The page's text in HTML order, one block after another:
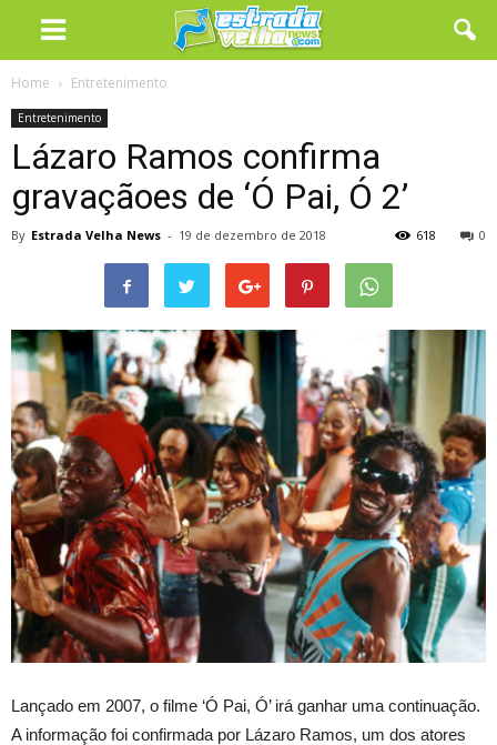
Home Entretenimento
Entretenimento
Lázaro Ramos confirma
gravaçãoes de ‘Ó Pai, Ó 2’
By Estrada Velha News - 19 de dezembro de 2018 0
618
Lançado em 2007, o filme ‘Ó Pai, Ó’ irá ganhar uma continuação.
A informação foi confirmada por Lázaro Ramos, um dos atores